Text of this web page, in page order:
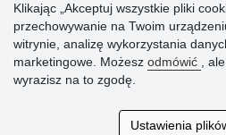
» Dlaczego należy się
» Najczęściej zadawane pytania
Klikając „Akceptuj wszystkie pliki
przechowywanie na Twoim
witrynie, analizę wykorzystania
marketingowe. Możesz odmówić
,
wyrazisz na to zgodę.
Ustawienia